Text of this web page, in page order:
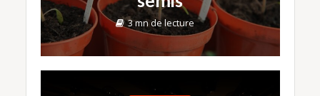
3 mn de lecture